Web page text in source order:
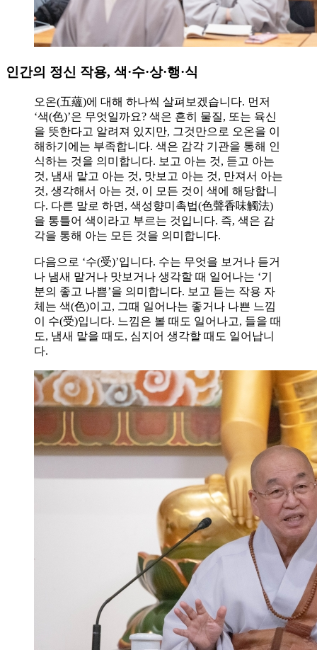
인간의 정신 작용, 색·수·상·행·식
오온(五蘊)에 대해 하나씩 살펴보겠습니다. 먼저
‘색(色)’은 무엇일까요? 색은 흔히 물질, 또는 육신
을 뜻한다고 알려져 있지만, 그것만으로 오온을 이
해하기에는 부족합니다. 색은 감각 기관을 통해 인
식하는 것을 의미합니다. 보고 아는 것, 듣고 아는
것, 냄새 맡고 아는 것, 맛보고 아는 것, 만져서 아는
것, 생각해서 아는 것, 이 모든 것이 색에 해당합니
다. 다른 말로 하면, 색성향미촉법(色聲香味觸法)
을 통틀어 색이라고 부르는 것입니다. 즉, 색은 감
각을 통해 아는 모든 것을 의미합니다.
다음으로 ‘수(受)’입니다. 수는 무엇을 보거나 듣거
나 냄새 맡거나 맛보거나 생각할 때 일어나는 ‘기
분의 좋고 나쁨’을 의미합니다. 보고 듣는 작용 자
체는 색(色)이고, 그때 일어나는 좋거나 나쁜 느낌
이 수(受)입니다. 느낌은 볼 때도 일어나고, 들을 때
도, 냄새 맡을 때도, 심지어 생각할 때도 일어납니
다.